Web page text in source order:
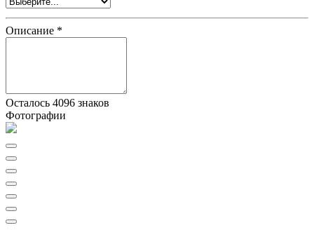
Описание *
Осталось 4096 знаков
Фотографии